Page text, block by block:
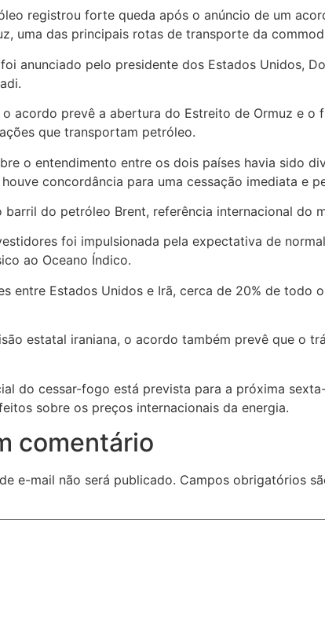
registrou forte queda após o anúncio de um
uma das principais rotas de transporte da
anunciado pelo presidente dos Estados Unidos,
o acordo prevê a abertura do Estreito de Ormuz e
que transportam petróleo.
o entendimento entre os dois países havia sido
concordância para uma cessação imediata e
barril do petróleo Brent, referência internacional do
foi impulsionada pela expectativa de
ao Oceano Índico.
entre Estados Unidos e Irã, cerca de 20% de
estatal iraniana, o acordo também prevê que o
do cessar-fogo está prevista para a próxima
sobre os preços internacionais da energia.
comentário
e-mail não será publicado. Campos obrigatórios